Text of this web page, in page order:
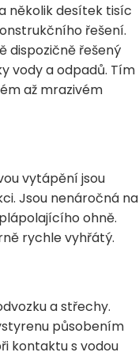
několik desítek tisíc
řešení.
dispozičně řešený
vody a odpadů. Tím
až mrazivém
vytápění jsou
Jsou nenáročná na
ohně.
rychle vyhřátý.
a střechy.
působením
kontaktu s vodou